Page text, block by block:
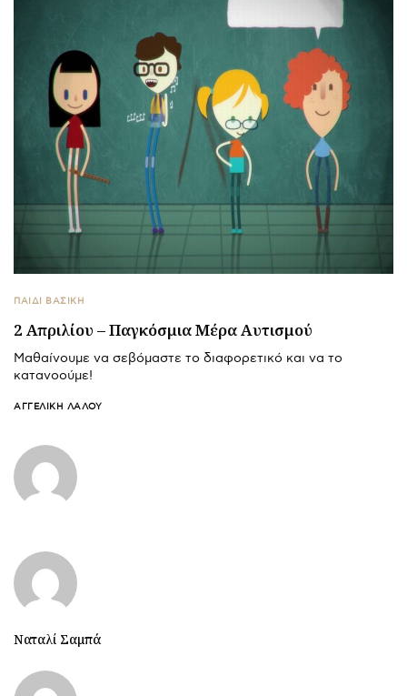
ΠΑΙΔΙ ΒΑΣΙΚΉ
2 Απριλίου – Παγκόσμια Μέρα Αυτισμού
Μαθαίνουμε να σεβόμαστε το διαφορετικό και να το
κατανοούμε!
ΑΓΓΕΛΙΚΉ ΛΆΛΟΥ
Ναταλί Σαμπά